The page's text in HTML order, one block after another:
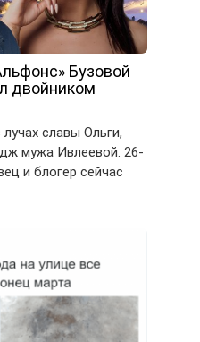
Бузовой
двойником
славы Ольги,
мужа Ивлеевой. 26-
и блогер сейчас